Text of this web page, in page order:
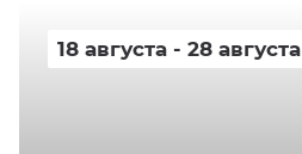
18 августа - 28 августа